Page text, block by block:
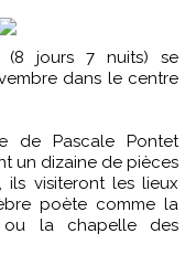
dans le centre
de Pascale Pontet
un dizaine de pièces
ils visiteront les lieux
poète comme la
ou la chapelle des